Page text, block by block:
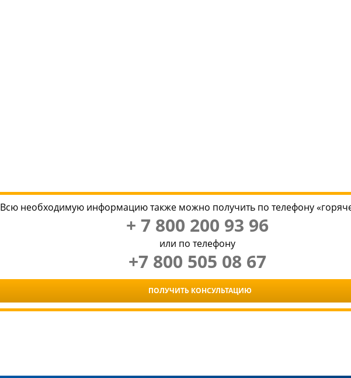
Всю необходимую информацию также можно получить по телефону
+ 7 800 200 93 96
или по телефону
+7 800 505 08 67
ПОЛУЧИТЬ КОНСУЛЬТАЦИЮ